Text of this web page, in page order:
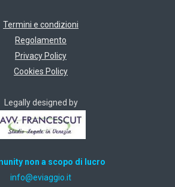
Termini e condizioni
Regolamento
Privacy Policy
Cookies Policy
Legally designed by
non a scopo di lucro
ti.oiggaive@ofni